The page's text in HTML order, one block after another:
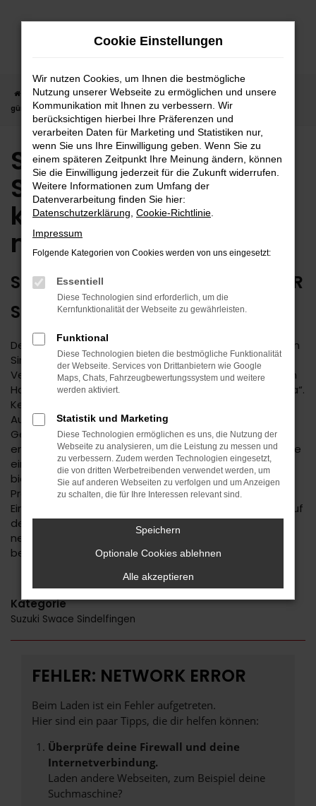
Zum
Startseite Sindelfingen Suzuki
Suzuki Swace in Sindelfingen
günstig kaufen | Lieferservice nach Sindelfingen
Suzuki Swace in
Sindelfingen günstig
kaufen | Lieferservice
nach Sindelfingen
SUZUKI SWACE – ERSTKLASSIG FÜR
SINDELFINGEN GEEIGNET
Der Suzuki Swace ist eine kluge Wahl für Ihre Mobilität in
Sindelfingen. Bei diesem Fahrzeug gehen
Vernunftsargumente und emotionale Aspekte Hand in
Hand und geben beide den Ausschlag für ein klares „Ja“.
Kennzeichnend für den Suzuki Swace ist die
Ausstattung. Unabhängig davon, ob Sie sich für einen
Gebrauchtwagen und damit für ein älteres Baujahr
entscheiden oder einen Neuwagen wählen erhalten Sie
ein rundum tadelloses Modell. Wir vom Autohaus Daub
bieten Ihnen den Suzuki Swace zu einem exzellenten
Preis und ermöglichen zudem immer wieder das
Einsteigen in Sondermodelle. Wenn Sie Ihre Mobilität auf
den Straßen von Sindelfingen und Umgebung auf ein
neues Level heben möchten, ist der Suzuki Swace
bestens geeignet.
Kategorie
Suzuki Swace Sindelfingen
FEHLER: NETWORK ERROR
Beim Laden ist ein Fehler aufgetreten.
Hier sind ein paar Tipps, die dir helfen können:
Überprüfe deine Firewall und deine
Internetverbindung.
Laden andere Webseiten, zum Beispiel deine
Suchmaschine?
Cookie Einstellungen
Wir nutzen Cookies, um Ihnen die bestmögliche
Nutzung unserer Webseite zu ermöglichen und unsere
Kommunikation mit Ihnen zu verbessern. Wir
berücksichtigen hierbei Ihre Präferenzen und
verarbeiten Daten für Marketing und Statistiken nur,
wenn Sie uns Ihre Einwilligung geben. Wenn Sie zu
einem späteren Zeitpunkt Ihre Meinung ändern, können
Sie die Einwilligung jederzeit für die Zukunft widerrufen.
Weitere Informationen zum Umfang der
Datenverarbeitung finden Sie hier:
Datenschutzerklärung Cookie-Richtlinie
Impressum
Folgende Kategorien von Cookies werden von uns eingesetzt:
Essentiell
Diese Technologien sind erforderlich, um die
Kernfunktionalität der Webseite zu gewährleisten.
Funktional
Diese Technologien bieten die bestmögliche Funktionalität
der Webseite. Services von Drittanbietern wie Google
Maps, Chats, Fahrzeugbewertungssystem und weitere
werden aktiviert.
Statistik und Marketing
Diese Technologien ermöglichen es uns, die Nutzung der
Webseite zu analysieren, um die Leistung zu messen und
zu verbessern. Zudem werden Technologien eingesetzt,
die von dritten Werbetreibenden verwendet werden, um
Sie auf anderen Webseiten zu verfolgen und um Anzeigen
zu schalten, die für Ihre Interessen relevant sind.
Speichern
Optionale Cookies ablehnen
Alle akzeptieren